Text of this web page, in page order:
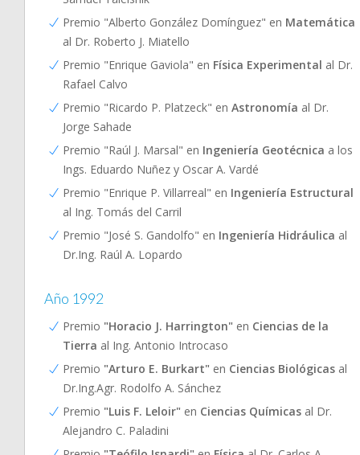
Premio "Alberto González Domínguez" en Matemática
al Dr. Roberto J. Miatello
Premio "Enrique Gaviola" en Física Experimental al Dr.
Rafael Calvo
Premio "Ricardo P. Platzeck" en Astronomía al Dr.
Jorge Sahade
Premio "Raúl J. Marsal" en Ingeniería Geotécnica a los
Ings. Eduardo Nuñez y Oscar A. Vardé
Premio "Enrique P. Villarreal" en Ingeniería Estructural
al Ing. Tomás del Carril
Premio "José S. Gandolfo" en Ingeniería Hidráulica al
Dr.Ing. Raúl A. Lopardo
Año 1992
Premio "Horacio J. Harrington" en Ciencias de la
Tierra al Ing. Antonio Introcaso
Premio "Arturo E. Burkart" en Ciencias Biológicas al
Dr.Ing.Agr. Rodolfo A. Sánchez
Premio "Luis F. Leloir" en Ciencias Químicas al Dr.
Alejandro C. Paladini